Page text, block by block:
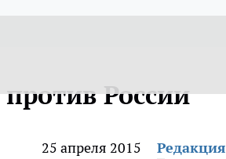
России
25 апреля 2015 Редакция